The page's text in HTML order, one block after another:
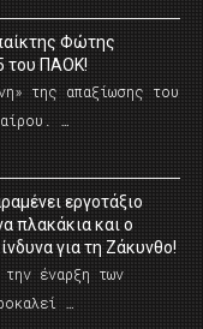
Φώτης
του ΠΑΟΚ!
της απαξίωσης του
…
εργοτάξιο
πλακάκια και ο
για τη Ζάκυνθο!
έναρξη των
…